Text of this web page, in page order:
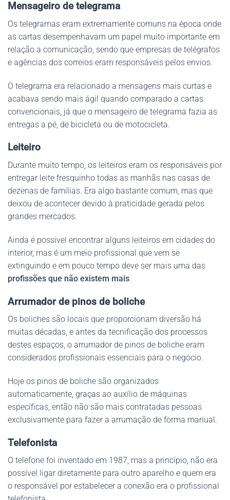
Mensageiro de telegrama
Os telegramas eram extremamente comuns na época onde
as cartas desempenhavam um papel muito importante em
relação a comunicação, sendo que empresas de telégrafos
e agências dos correios eram responsáveis pelos envios.
O telegrama era relacionado a mensagens mais curtas e
acabava sendo mais ágil quando comparado a cartas
convencionais, já que o mensageiro de telegrama fazia as
entregas a pé, de bicicleta ou de motocicleta.
Leiteiro
Durante muito tempo, os leiteiros eram os responsáveis por
entregar leite fresquinho todas as manhãs nas casas de
dezenas de famílias. Era algo bastante comum, mas que
deixou de acontecer devido à praticidade gerada pelos
grandes mercados.
Ainda é possível encontrar alguns leiteiros em cidades do
interior, mas é um meio profissional que vem se
extinguindo e em pouco tempo deve ser mais uma das
profissões que não existem mais.
Arrumador de pinos de boliche
Os boliches são locais que proporcionam diversão há
muitas décadas, e antes da tecnificação dos processos
destes espaços, o arrumador de pinos de boliche eram
considerados profissionais essenciais para o negócio.
Hoje os pinos de boliche são organizados
automaticamente, graças ao auxílio de máquinas
específicas, então não são mais contratadas pessoas
exclusivamente para fazer a arrumação de forma manual.
Telefonista
O telefone foi inventado em 1987, mas a princípio, não era
possível ligar diretamente para outro aparelho e quem era
o responsável por estabelecer a conexão era o profissional